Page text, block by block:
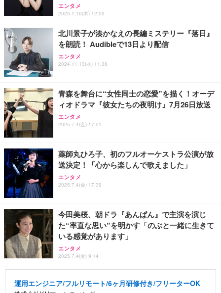
エンタメ
2025.1.16(木) 12:05
北川景子が湊かなえの長編ミステリー『落日』
を朗読！ Audibleで13日より配信
エンタメ
2024.11.13(水) 11:36
青森を舞台に“女性同士の恋愛”を描く！オーデ
ィオドラマ『彼女たちの夜明け』7月26日放送
エンタメ
2025.7.4(金) 17:51
薬師丸ひろ子、初のフルオーケストラ公演が放
送決定！「心から楽しんで歌えました」
エンタメ
2025.7.4(金) 17:39
今田美桜、朝ドラ『あんぱん』で主演を演じ
た“率直な思い”を明かす「のぶと一緒に生きて
いる感覚があります」
エンタメ
2025.7.4(金) 9:14
運用エンジニア/フルリモート/6ヶ月研修付き/フリーターOK